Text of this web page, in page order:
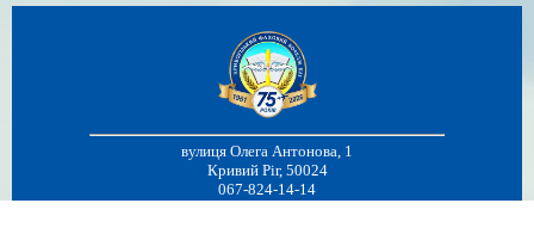
вулиця Олега Антонова, 1
Кривий Ріг, 50024
067-824-14-14